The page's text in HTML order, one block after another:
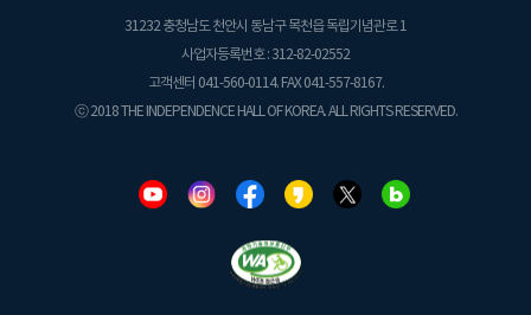
31232 충청남도 천안시 동남구 목천읍 독립기념관로 1
사업자등록번호 : 312-82-02552
고객센터 041-560-0114. FAX 041-557-8167.
ⓒ 2018 THE INDEPENDENCE HALL OF KOREA. ALL RIGHTS RESERVED.